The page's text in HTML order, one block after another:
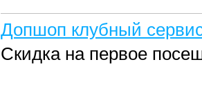
Допшоп клубный
Скидка на первое